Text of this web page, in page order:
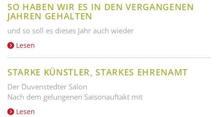
SO HABEN WIR ES IN DEN VERGANGENEN
JAHREN GEHALTEN
und so soll es dieses Jahr auch wieder
Lesen
STARKE KÜNSTLER, STARKES EHRENAMT
Der Duvenstedter Salon
Nach dem gelungenen Saisonauftakt mit
Lesen